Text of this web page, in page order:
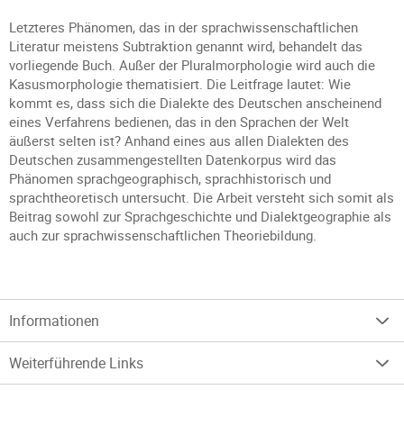
Letzteres Phänomen, das in der sprachwissenschaftlichen
Literatur meistens Subtraktion genannt wird, behandelt das
vorliegende Buch. Außer der Pluralmorphologie wird auch die
Kasusmorphologie thematisiert. Die Leitfrage lautet: Wie
kommt es, dass sich die Dialekte des Deutschen anscheinend
eines Verfahrens bedienen, das in den Sprachen der Welt
äußerst selten ist? Anhand eines aus allen Dialekten des
Deutschen zusammengestellten Datenkorpus wird das
Phänomen sprachgeographisch, sprachhistorisch und
sprachtheoretisch untersucht. Die Arbeit versteht sich somit als
Beitrag sowohl zur Sprachgeschichte und Dialektgeographie als
auch zur sprachwissenschaftlichen Theoriebildung.
Informationen
Weiterführende Links